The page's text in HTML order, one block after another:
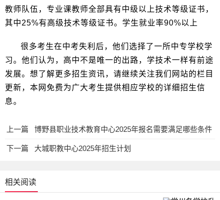
教师队伍，专业课教师全部具有中级以上技术等级证书，
其中25%有高级技术等级证书。学生就业率90%以上
很多考生在中考失利后，他们选择了一所中专学校学
习。他们认为，高中不是唯一的出路，学技术一样有前途
发展。想了解更多招生资讯，请继续关注我们网站的栏目
更新，本网免费为广大考生提供相应学校的详细招生信
息。
上一篇 博野县职业技术教育中心2025年报名需要满足哪些条件
下一篇 大城职教中心2025年招生计划
相关阅读